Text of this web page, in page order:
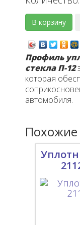
Профиль
стекла П-12
которая
автомобиля.
Похожие